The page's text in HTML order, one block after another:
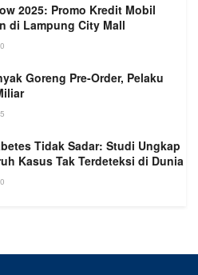
2025: Promo Kredit Mobil
di Lampung City Mall
Goreng Pre-Order, Pelaku
Tidak Sadar: Studi Ungkap
Kasus Tak Terdeteksi di Dunia